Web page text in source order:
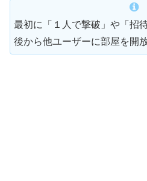
最初に「１人で撃破」や「招
後から他ユーザーに部屋を開